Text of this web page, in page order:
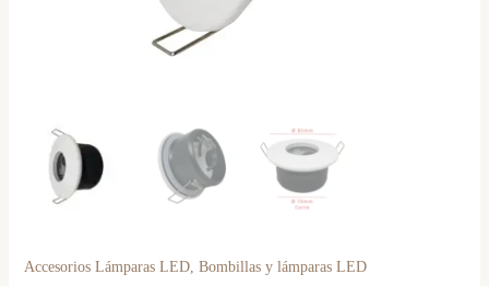
Accesorios Lámparas LED, Bombillas y lámparas LED